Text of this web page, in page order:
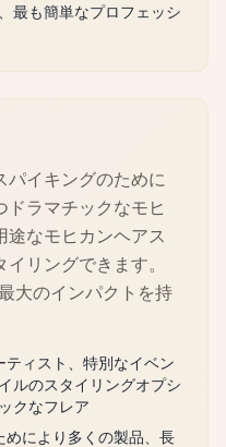
最も簡単なプロフェッシ
パイキングのために
ラマチックなモヒ
途なモヒカンヘアス
リングできます。
大のインパクトを持
ティスト、特別なイベン
ルのスタイリングオプシ
クなフレア
めにより多くの製品、長